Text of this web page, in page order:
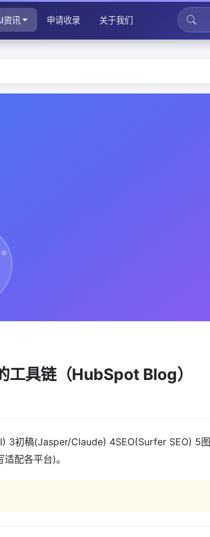
资讯 申请收录 关于我们
工具链（HubSpot Blog）
3初稿(Jasper/Claude) 4SEO(Surfer SEO) 5图
配各平台)。